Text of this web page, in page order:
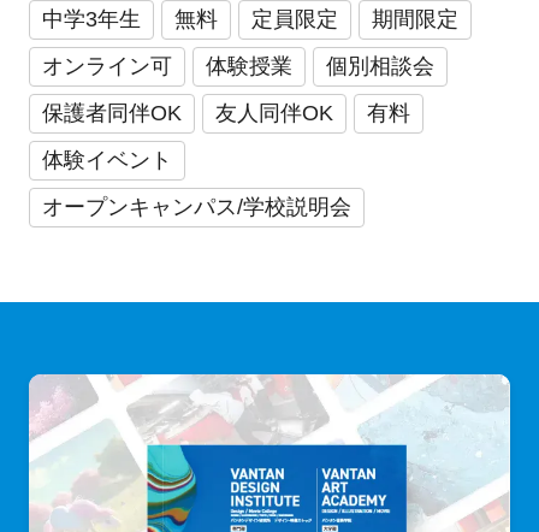
中学3年生
無料 定員限定
期間限定
オンライン可
体験授業
個別相談会
保護者同伴OK
友人同伴OK
有料
体験イベント
オープンキャンパス/学校説明会